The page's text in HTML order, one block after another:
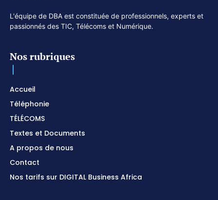
L'équipe de DBA est constituée de professionnels, experts et
passionnés des TIC, Télécoms et Numérique.
Nos rubriques
Accueil
Téléphonie
TÉLÉCOMS
Textes et Documents
A propos de nous
Contact
Nos tarifs sur DIGITAL Business Africa